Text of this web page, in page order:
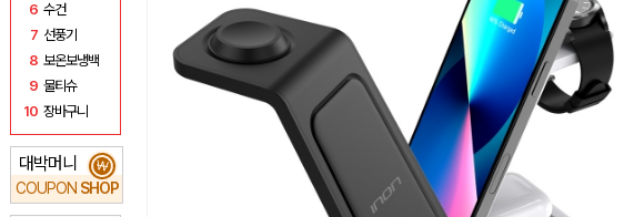
6 수건
7 선풍기
8 보온보냉백
9 물티슈
10 장바구니
대박머니
COUPON SHOP
₩